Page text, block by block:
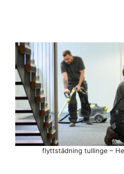
flyttstädning tullinge –